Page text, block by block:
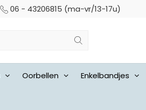
06 - 43206815 (ma-vr/13-17u)
Oorbellen Enkelbandjes